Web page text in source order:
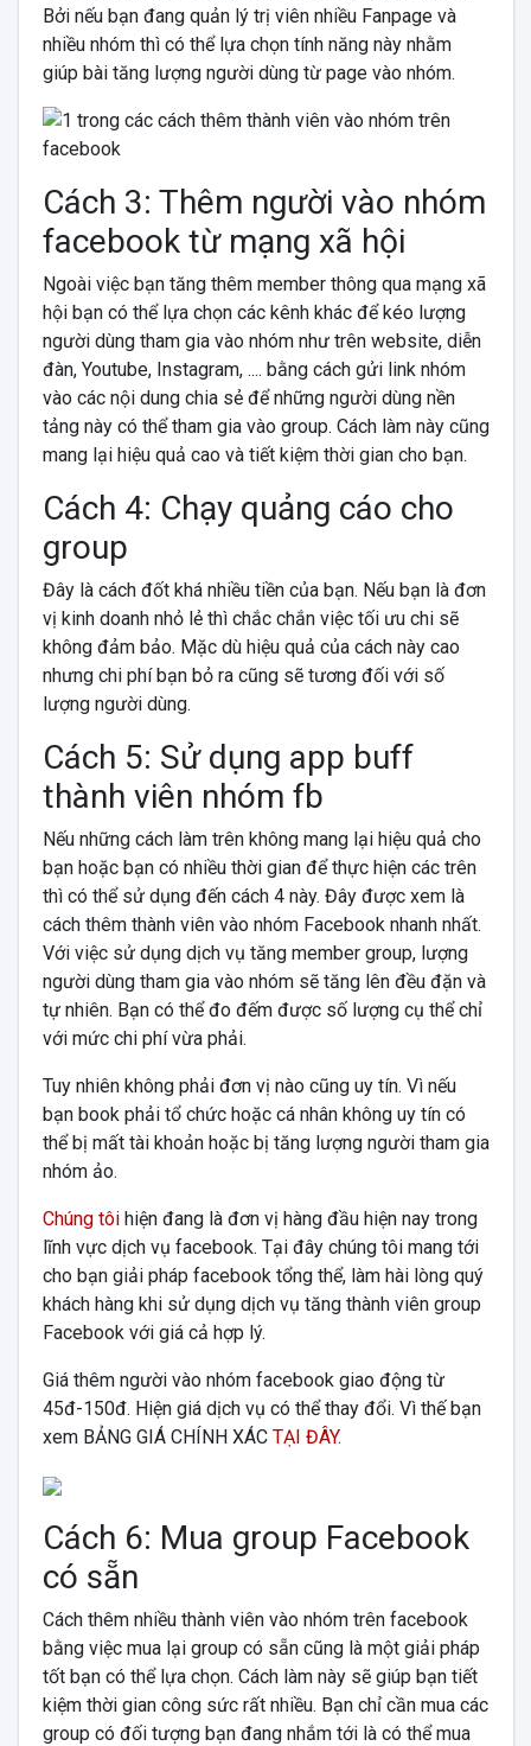
Bởi nếu bạn đang quản lý trị viên nhiều Fanpage và
nhiều nhóm thì có thể lựa chọn tính năng này nhằm
giúp bài tăng lượng người dùng từ page vào nhóm.
Cách 3: Thêm người vào nhóm
facebook từ mạng xã hội
Ngoài việc bạn tăng thêm member thông qua mạng xã
hội bạn có thể lựa chọn các kênh khác để kéo lượng
người dùng tham gia vào nhóm như trên website, diễn
đàn, Youtube, Instagram, .... bằng cách gửi link nhóm
vào các nội dung chia sẻ để những người dùng nền
tảng này có thể tham gia vào group. Cách làm này cũng
mang lại hiệu quả cao và tiết kiệm thời gian cho bạn.
Cách 4: Chạy quảng cáo cho
group
Đây là cách đốt khá nhiều tiền của bạn. Nếu bạn là đơn
vị kinh doanh nhỏ lẻ thì chắc chắn việc tối ưu chi sẽ
không đảm bảo. Mặc dù hiệu quả của cách này cao
nhưng chi phí bạn bỏ ra cũng sẽ tương đối với số
lượng người dùng.
Cách 5: Sử dụng app buff
thành viên nhóm fb
Nếu những cách làm trên không mang lại hiệu quả cho
bạn hoặc bạn có nhiều thời gian để thực hiện các trên
thì có thể sử dụng đến cách 4 này. Đây được xem là
cách thêm thành viên vào nhóm Facebook nhanh nhất.
Với việc sử dụng dịch vụ tăng member group, lượng
người dùng tham gia vào nhóm sẽ tăng lên đều đặn và
tự nhiên. Bạn có thể đo đếm được số lượng cụ thể chỉ
với mức chi phí vừa phải.
Tuy nhiên không phải đơn vị nào cũng uy tín. Vì nếu
bạn book phải tổ chức hoặc cá nhân không uy tín có
thể bị mất tài khoản hoặc bị tăng lượng người tham gia
nhóm ảo.
Chúng tôihiện đang là đơn vị hàng đầu hiện nay trong
lĩnh vực dịch vụ facebook. Tại đây chúng tôi mang tới
cho bạn giải pháp facebook tổng thể, làm hài lòng quý
khách hàng khi sử dụng dịch vụ tăng thành viên group
Facebook với giá cả hợp lý.
Giá thêm người vào nhóm facebook giao động từ
45đ-150đ. Hiện giá dịch vụ có thể thay đổi. Vì thế bạn
xem BẢNG GIÁ CHÍNH XÁC TẠI ĐÂY.
Cách 6: Mua group Facebook
có sẵn
Cách thêm nhiều thành viên vào nhóm trên facebook
bằng việc mua lại group có sẵn cũng là một giải pháp
tốt bạn có thể lựa chọn. Cách làm này sẽ giúp bạn tiết
kiệm thời gian công sức rất nhiều. Bạn chỉ cần mua các
group có đối tượng bạn đang nhắm tới là có thể mua